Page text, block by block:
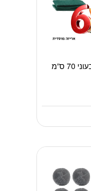
6 יח’ סקוטש צבעוני 70 ס”מ